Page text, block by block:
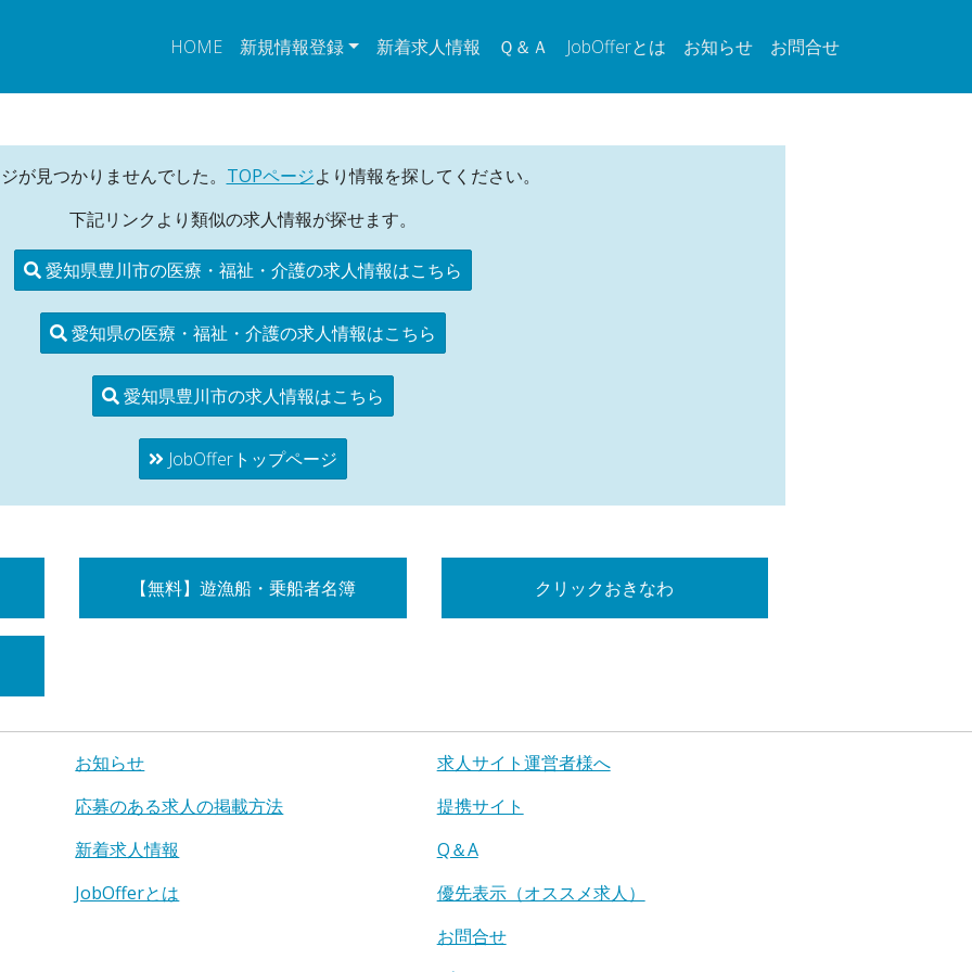
HOME 新規情報登録 新着求人情報 Ｑ＆Ａ JobOfferとは お知らせ お問合せ
が見つかりませんでした。 TOPページより情報を探してください。
下記リンクより類似の求人情報が探せます。
愛知県豊川市の医療・福祉・介護の求人情報はこちら
愛知県の医療・福祉・介護の求人情報はこちら
愛知県豊川市の求人情報はこちら
JobOfferトップページ
【無料】遊漁船・乗船者名簿 クリックおきなわ
お知らせ
応募のある求人の掲載方法
新着求人情報
JobOfferとは
求人サイト運営者様へ
提携サイト
Q＆A
優先表示（オススメ求人）
お問合せ